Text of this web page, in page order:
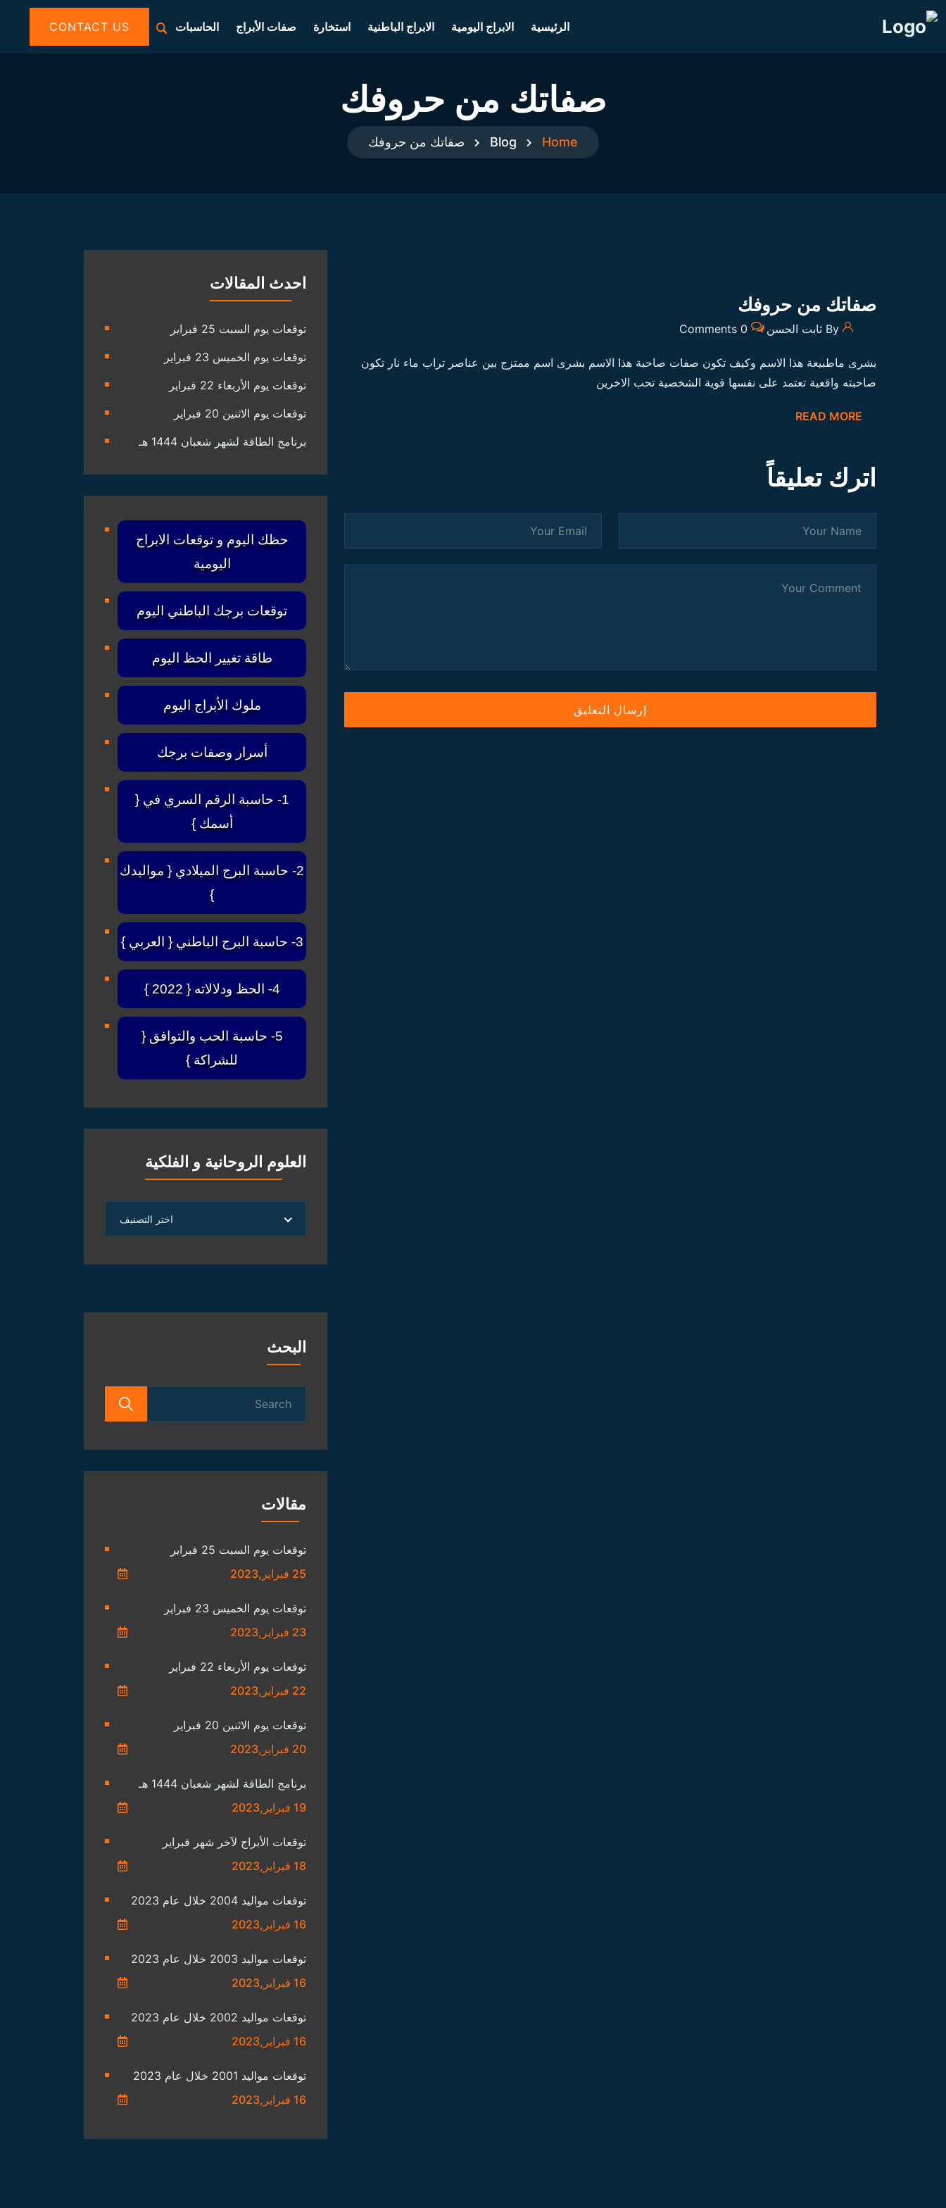
الرئيسية الابراج اليومية الابراج الباطنية استخارة صفات الأبراج الحاسبات CONTACT US
صفاتك من حروفك
Home
Blog صفاتك من حروفك
صفاتك من حروفك
0 Comments
بشرى ماطبيعة هذا الاسم وكيف تكون صفات صاحبة هذا الاسم بشرى اسم ممتزج بين عناصر تراب ماء نار تكون
صاحبته واقعية تعتمد على نفسها قوية الشخصية تحب الاخرين
READ MORE
اترك تعليقاً
احدث المقالات
توقعات يوم السبت 25 فبراير
توقعات يوم الخميس 23 فبراير
توقعات يوم الأربعاء 22 فبراير
توقعات يوم الاثنين 20 فبراير
برنامج الطاقة لشهر شعبان 1444 هـ
حظك اليوم و توقعات الابراج
اليومية
توقعات برجك الباطني اليوم
طاقة تغيير الحظ اليوم
ملوك الأبراج اليوم
أسرار وصفات برجك
1- حاسبة الرقم السري في {
أسمك }
2- حاسبة البرج الميلادي { مواليدك
}
3- حاسبة البرج الباطني { العربي }
4- الحظ ودلالاته { 2022 }
5- حاسبة الحب والتوافق {
للشراكة }
العلوم الروحانية و الفلكية
الروحانية
الفلكية
اختر التصنيف
البحث
مقالات
توقعات يوم السبت 25 فبراير
25 فبراير,2023
توقعات يوم الخميس 23 فبراير
23 فبراير,2023
توقعات يوم الأربعاء 22 فبراير
22 فبراير,2023
توقعات يوم الاثنين 20 فبراير
20 فبراير,2023
برنامج الطاقة لشهر شعبان 1444 هـ
19 فبراير,2023
توقعات الأبراج لآخر شهر فبراير
18 فبراير,2023
توقعات مواليد 2004 خلال عام 2023
16 فبراير,2023
توقعات مواليد 2003 خلال عام 2023
16 فبراير,2023
توقعات مواليد 2002 خلال عام 2023
16 فبراير,2023
توقعات مواليد 2001 خلال عام 2023
16 فبراير,2023